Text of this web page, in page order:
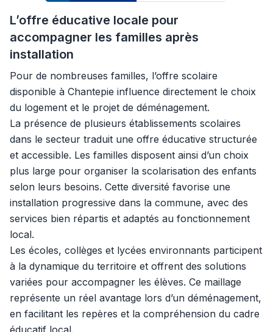
L’offre éducative locale pour
accompagner les familles après
installation
Pour de nombreuses familles, l’offre scolaire
disponible à Chantepie influence directement le choix
du logement et le projet de déménagement.
La présence de plusieurs établissements scolaires
dans le secteur traduit une offre éducative structurée
et accessible. Les familles disposent ainsi d’un choix
plus large pour organiser la scolarisation des enfants
selon leurs besoins. Cette diversité favorise une
installation progressive dans la commune, avec des
services bien répartis et adaptés au fonctionnement
local.
Les écoles, collèges et lycées environnants participent
à la dynamique du territoire et offrent des solutions
variées pour accompagner les élèves. Ce maillage
représente un réel avantage lors d’un déménagement,
en facilitant les repères et la compréhension du cadre
éducatif local.